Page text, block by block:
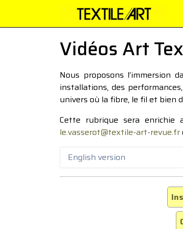
Vidéos Art
Nous proposons
installations, des
univers où la fibre, le fil et bien
Cette rubrique sera enrichie
le.vasserot@textile-art-revue.fr
English version